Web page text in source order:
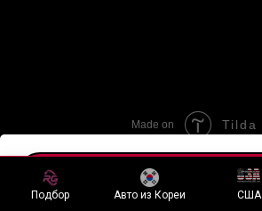
Подбор Авто из Кореи США
Хочу подобный лот
Made on Tilda